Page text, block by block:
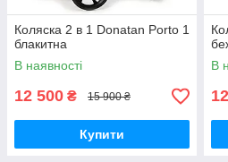
Коляска 2 в 1 Donatan Porto 1
блакитна
В наявності
12 500 ₴ 15 900 ₴
Купити
В